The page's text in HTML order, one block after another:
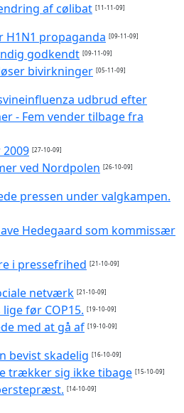
af cølibat [11-11-09]
H1N1 propaganda [09-11-09]
godkendt [09-11-09]
bivirkninger [05-11-09]
udbrud efter
- Fem vender tilbage fra
[27-10-09]
ved Nordpolen [26-10-09]
pressen under valgkampen.
Hedegaard som kommissær
i pressefrihed [21-10-09]
netværk [21-10-09]
før COP15. [19-10-09]
med at gå af [19-10-09]
bevist skadelig [16-10-09]
trækker sig ikke tibage [15-10-09]
[14-10-09]